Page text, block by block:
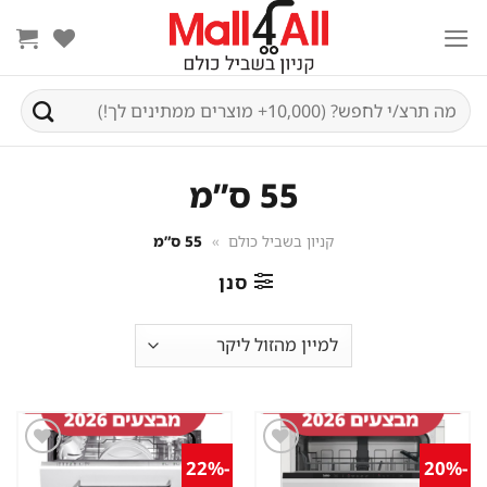
content
חיפוש
עבור:
55 ס”מ
קניון בשביל כולם » 55 ס”מ
סנן
-20%
-22%
שמור